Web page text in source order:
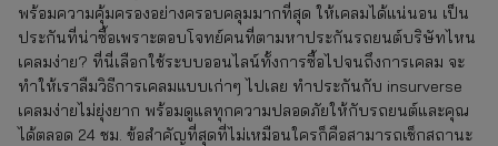
พร้อมความคุ้มครองอย่างครอบคลุมมากที่สุด ให้เคลมได้แน่นอน เป็น
ประกันที่น่าซื้อเพราะตอบโจทย์คนที่ตามหาประกันรถยนต์บริษัทไหน
เคลมง่าย? ที่นี่เลือกใช้ระบบออนไลน์ทั้งการซื้อไปจนถึงการเคลม จะ
ทำให้เราลืมวิธีการเคลมแบบเก่าๆ ไปเลย ทำประกันกับ insurverse
เคลมง่ายไม่ยุ่งยาก พร้อมดูแลทุกความปลอดภัยให้กับรถยนต์และคุณ
ได้ตลอด 24 ชม. ข้อสำคัญที่สุดที่ไม่เหมือนใครก็คือสามารถเช็กสถานะ